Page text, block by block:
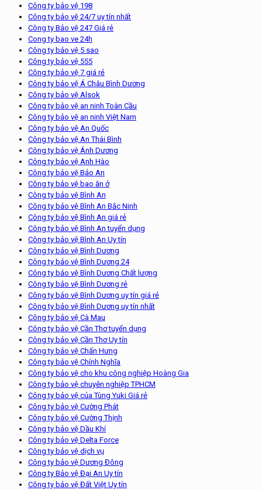
Công ty bảo vệ 198
Công ty bảo vệ 24/7 uy tín nhất
Công ty Bảo vệ 247 Giá rẻ
Cong ty bao ve 24h
Công ty bảo vệ 5 sao
Công ty bảo vệ 555
Công ty bảo vệ 7 giá rẻ
Công ty bảo vệ Á Châu Bình Dương
Công ty bảo vệ Alsok
Công ty bảo vệ an ninh Toàn Cầu
Công ty bảo vệ an ninh Việt Nam
Công ty bảo vệ An Quốc
Công ty bảo vệ An Thái Bình
Công ty bảo vệ Ánh Dương
Công ty bảo vệ Anh Hào
Công ty bảo vệ Bảo An
Công ty bảo vệ bao ăn ở
Công ty bảo vệ Bình An
Công ty bảo vệ Bình An Bắc Ninh
Công ty bảo vệ Bình An giá rẻ
Công ty bảo vệ Bình An tuyển dụng
Công ty bảo vệ Bình An Uy tín
Công ty bảo vệ Bình Dương
Công ty bảo vệ Bình Dương 24
Công ty bảo vệ Bình Dương Chất lượng
Công ty bảo vệ Bình Dương rẻ
Công ty bảo vệ Bình Dương uy tín giá rẻ
Công ty bảo vệ Bình Dương uy tín nhất
Công ty bảo vệ Cà Mau
Công ty bảo vệ Cần Thơ tuyển dụng
Công ty bảo vệ Cần Thơ Uy tín
Công ty bảo vệ Chấn Hưng
Công ty bảo vệ Chính Nghĩa
Công ty bảo vệ cho khu công nghiệp Hoàng Gia
Công ty bảo vệ chuyên nghiệp TPHCM
Công ty bảo vệ của Tùng Yuki Giá rẻ
Công ty bảo vệ Cường Phát
Công ty bảo vệ Cường Thịnh
Công ty bảo vệ Dầu Khí
Công ty bảo vệ Delta Force
Công ty bảo vệ dịch vụ
Công ty bảo vệ Dương Đông
Công ty Bảo vệ Đại An Uy tín
Công ty bảo vệ Đất Việt Uy tín